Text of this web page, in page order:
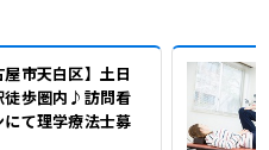
屋市天白区】土日
歩圏内♪訪問看
て理学療法士募